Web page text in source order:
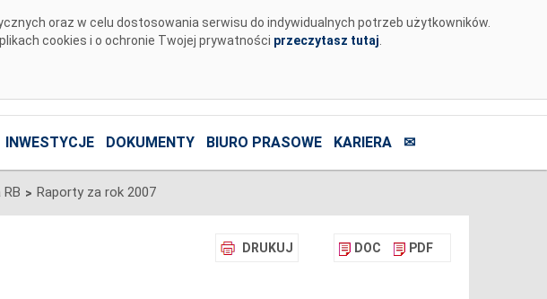
oraz w celu dostosowania serwisu do indywidualnych potrzeb użytkowników.
cookies i o ochronie Twojej prywatności przeczytasz tutaj
INWESTYCJE DOKUMENTY BIURO PRASOWE KARIERA ✉
> Raporty za rok 2007
DRUKUJ DOC PDF